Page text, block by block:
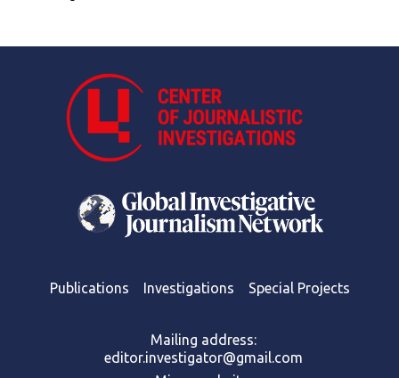
Publications Investigations Special Projects
Mailing address:
editor.investigator@gmail.com